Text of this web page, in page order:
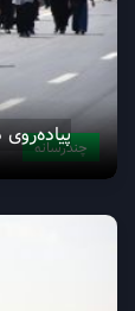
چندرسانه